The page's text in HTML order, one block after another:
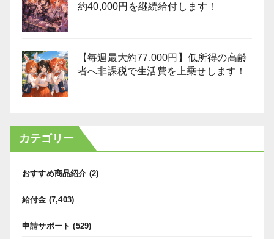
約40,000円を継続給付します！
【毎週最大約77,000円】低所得の高齢
者へ非課税で生活費を上乗せします！
カテゴリー
おすすめ商品紹介 (2)
給付金 (7,403)
申請サポート (529)